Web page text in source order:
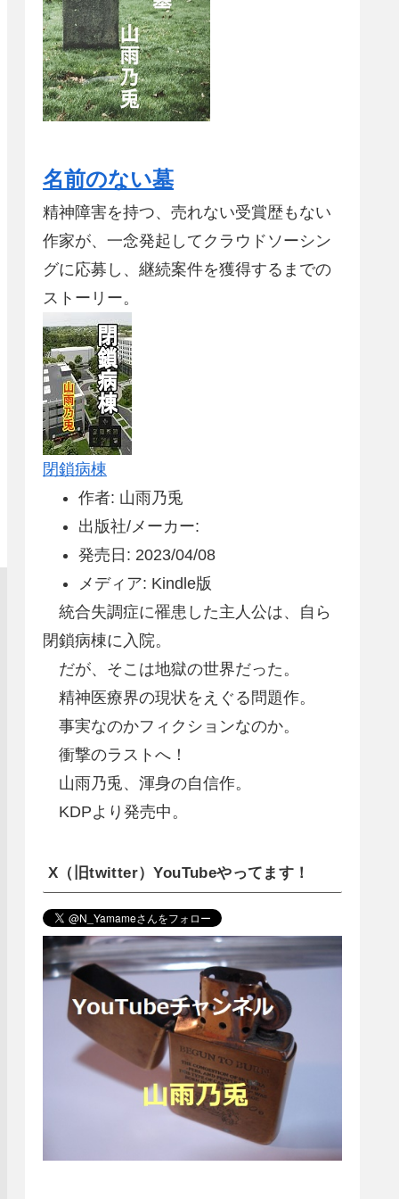
名前のない墓
精神障害を持つ、売れない受賞歴もない
作家が、一念発起してクラウドソーシン
グに応募し、継続案件を獲得するまでの
ストーリー。
閉鎖病棟
作者: 山雨乃兎
出版社/メーカー:
発売日: 2023/04/08
メディア: Kindle版
統合失調症に罹患した主人公は、自ら
閉鎖病棟に入院。
だが、そこは地獄の世界だった。
精神医療界の現状をえぐる問題作。
事実なのかフィクションなのか。
衝撃のラストへ！
山雨乃兎、渾身の自信作。
KDPより発売中。
X（旧twitter）YouTubeやってます！